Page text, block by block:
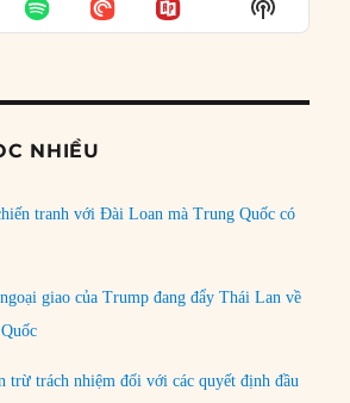
LIST
Show
Podcast
NHIỀU
tranh với Đài Loan mà Trung Quốc có
giao của Trump đang đẩy Thái Lan về
trừ trách nhiệm đối với các quyết định đầu